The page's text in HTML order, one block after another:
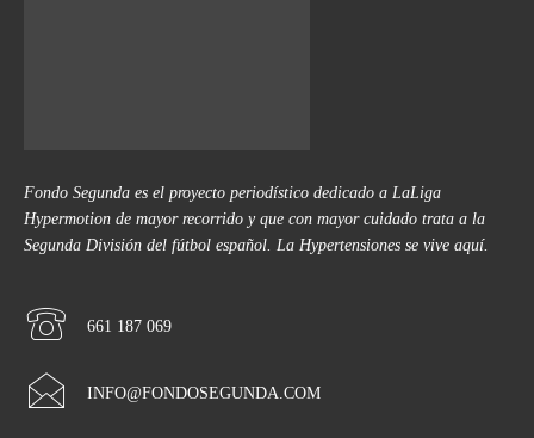
Fondo Segunda es el proyecto periodístico dedicado a LaLiga
Hypermotion de mayor recorrido y que con mayor cuidado trata a la
Segunda División del fútbol español. La Hypertensiones se vive aquí.
661 187 069
INFO@FONDOSEGUNDA.COM